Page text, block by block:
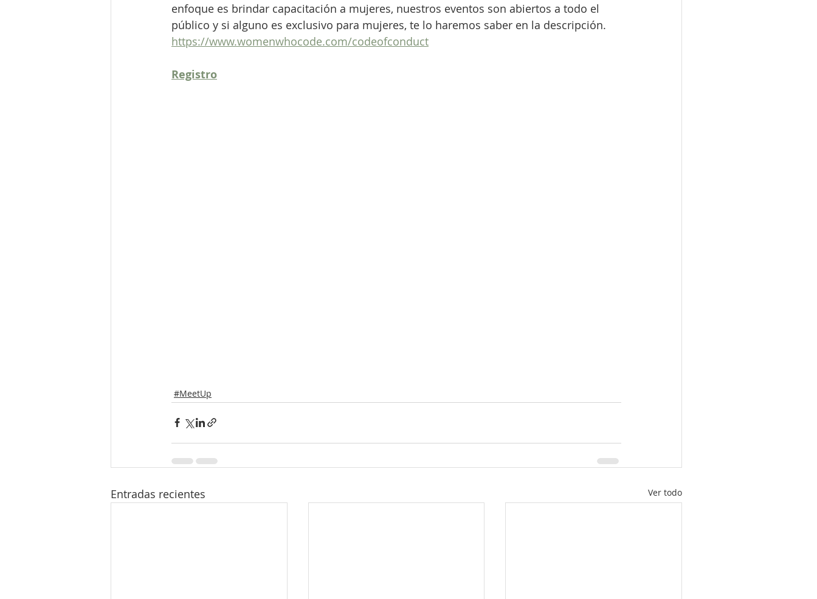
enfoque es brindar capacitación a mujeres, nuestros eventos son abiertos a todo el
público y si alguno es exclusivo para mujeres, te lo haremos saber en la descripción.
https://www.womenwhocode.com/codeofconduct
Registro
#MeetUp
Entradas recientes Ver todo